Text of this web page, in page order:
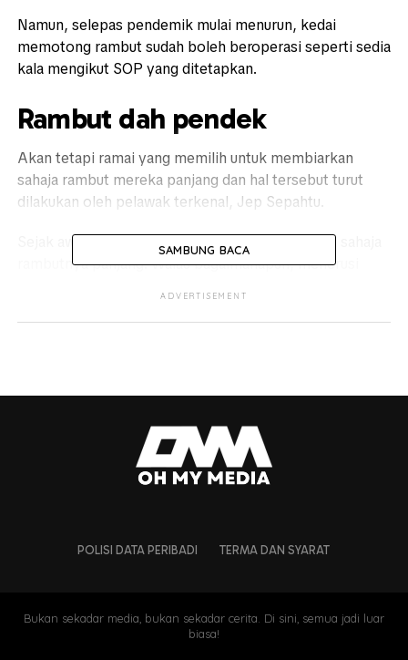
Namun, selepas pendemik mulai menurun, kedai
memotong rambut sudah boleh beroperasi seperti sedia
kala mengikut SOP yang ditetapkan.
Rambut dah pendek
Akan tetapi ramai yang memilih untuk membiarkan
sahaja rambut mereka panjang dan hal tersebut turut
dilakukan oleh pelawak terkenal, Jep Sepahtu.
Sejak awal tahun, dia memilih untuk membiarkan sahaja
rambutnya panjang. Walau bagaimanapun, menerusi
SAMBUNG BACA
ADVERTISEMENT
POLISI DATA PERIBADI TERMA DAN SYARAT
Bukan sekadar media, bukan sekadar cerita. Di sini, semua jadi luar
biasa!